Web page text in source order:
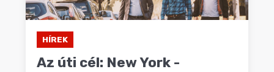
HÍREK
Az úti cél: New York -